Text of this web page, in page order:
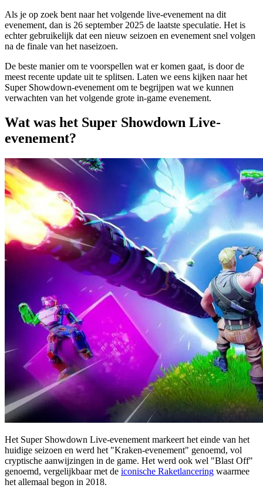
Als je op zoek bent naar het volgende live-evenement na dit
evenement, dan is 26 september 2025 de laatste speculatie. Het is
echter gebruikelijk dat een nieuw seizoen en evenement snel volgen
na de finale van het naseizoen.
De beste manier om te voorspellen wat er komen gaat, is door de
meest recente update uit te splitsen. Laten we eens kijken naar het
Super Showdown-evenement om te begrijpen wat we kunnen
verwachten van het volgende grote in-game evenement.
Wat was het Super Showdown Live-
evenement?
Het Super Showdown Live-evenement markeert het einde van het
huidige seizoen en werd het "Kraken-evenement" genoemd, vol
cryptische aanwijzingen in de game. Het werd ook wel "Blast Off"
genoemd, vergelijkbaar met de iconische Raketlancering waarmee
het allemaal begon in 2018.